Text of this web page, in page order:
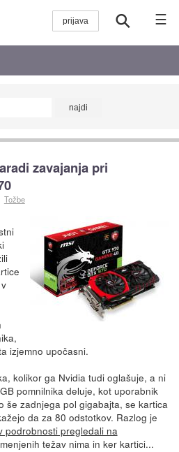
☰
zavajanja pri
Tožbe
izjemno upočasni.
kolikor ga Nvidia tudi oglašuje, a ni
pomnilnika deluje, kot uporabnik
še zadnjega pol gigabajta, se kartica
da za 80 odstotkov. Razlog je
podrobnosti pregledali na
težav nima in ker kartici...